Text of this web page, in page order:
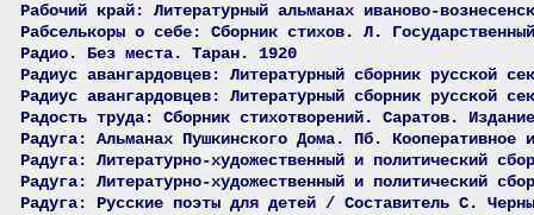
Рабочий край: Литературный альманах иваново-
Рабселькоры о себе: Сборник стихов. Л.
Радио. Без места. Таран. 1920
Радиус авангардовцев: Литературный сборник русской
Радиус авангардовцев: Литературный сборник русской
Радость труда: Сборник стихотворений. Саратов.
Радуга: Альманах Пушкинского Дома. Пб. Кооперативное
Радуга: Литературно-художественный и политический
Радуга: Литературно-художественный и политический
Радуга: Русские поэты для детей / Составитель С.